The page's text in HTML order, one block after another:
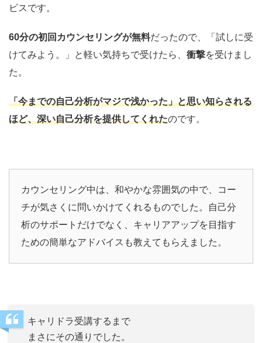
ビスです。
60分の初回カウンセリングが無料だったので、「試しに受
けてみよう。」と軽い気持ちで受けたら、 衝撃を受けまし
た。
「今までの自己分析がマジで浅かった」と思い知らされる
ほど、深い自己分析を提供してくれたのです。
カウンセリング中は、和やかな雰囲気の中で、コー
チが気さくに問いかけてくれるものでした。自己分
析のサポートだけでなく、キャリアアップを目指す
ための簡単なアドバイスも教えてもらえました。
キャリドラ受講するまで
まさにその通りでした。